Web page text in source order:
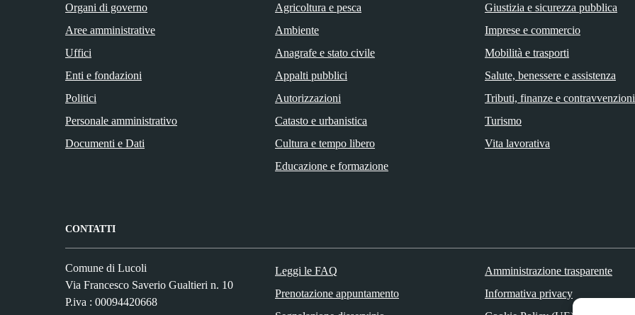
Organi di governo
Aree amministrative
Uffici
Enti e fondazioni
Politici
Personale amministrativo
Documenti e Dati
Agricoltura e pesca
Ambiente
Anagrafe e stato civile
Appalti pubblici
Autorizzazioni
Catasto e urbanistica
Cultura e tempo libero
Educazione e formazione
Giustizia e sicurezza pubblica
Imprese e commercio
Mobilità e trasporti
Salute, benessere e assistenza
Tributi, finanze e contravvenzioni
Turismo
Vita lavorativa
CONTATTI
Comune di Lucoli
Via Francesco Saverio Gualtieri n. 10
P.iva : 00094420668
Leggi le FAQ
Prenotazione appuntamento
Amministrazione trasparente
Informativa privacy